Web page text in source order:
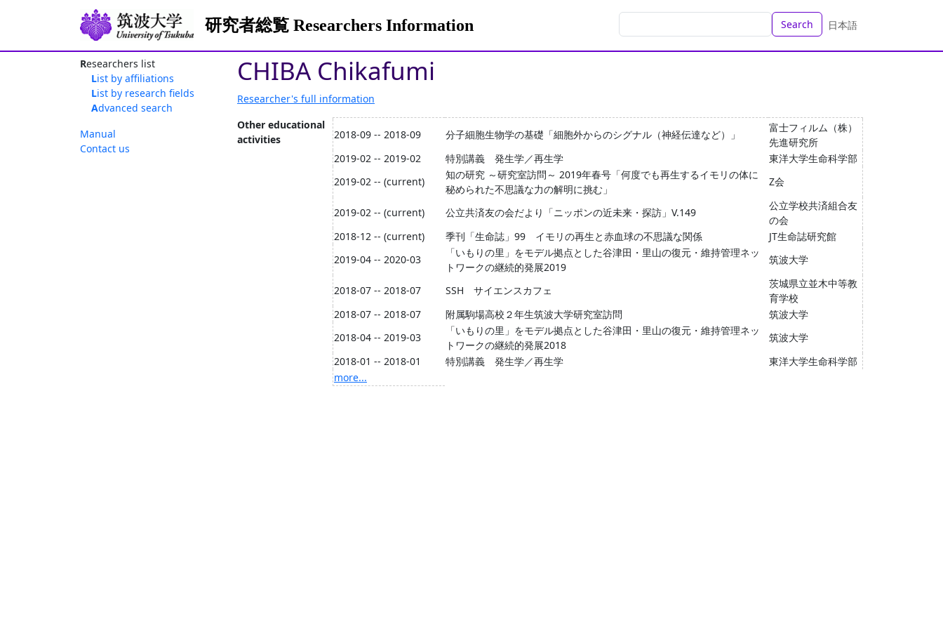
研究者総覧 Researchers Information Search 日本語
Researchers list
List by affiliations
List by research fields
Advanced search
Manual
Contact us
CHIBA Chikafumi
Researcher's full information
Other educational
activities
2018-09 -- 2018-09 分子細胞生物学の基礎「細胞外からのシグナル（神経伝達など）」
富士フィルム（株）
先進研究所
2019-02 -- 2019-02
特別講義 発生学／再生学
東洋大学生命科学部
2019-02 -- (current)
知の研究 ～研究室訪問～ 2019年春号「何度でも再生するイモリの体に
秘められた不思議な力の解明に挑む」
Z会
2019-02 -- (current) 公立共済友の会だより「ニッポンの近未来・探訪」V.149
公立学校共済組合友
の会
2018-12 -- (current)
季刊「生命誌」99 イモリの再生と赤血球の不思議な関係
JT生命誌研究館
2019-04 -- 2020-03
「いもりの里」をモデル拠点とした谷津田・里山の復元・維持管理ネッ
トワークの継続的発展2019
筑波大学
2018-07 -- 2018-07 SSH サイエンスカフェ
茨城県立並木中等教
育学校
2018-07 -- 2018-07
附属駒場高校２年生筑波大学研究室訪問
筑波大学
2018-04 -- 2019-03
「いもりの里」をモデル拠点とした谷津田・里山の復元・維持管理ネッ
トワークの継続的発展2018
筑波大学
2018-01 -- 2018-01
特別講義 発生学／再生学
東洋大学生命科学部
more...